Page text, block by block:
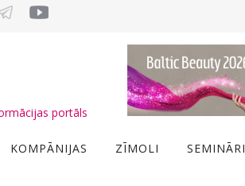
portāls
KOMPĀNIJAS ZĪMOLI SEMINĀRI